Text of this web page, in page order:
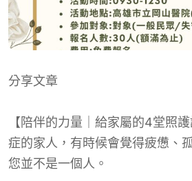
分享文章
【陪伴的力量｜給家屬的4堂照
症的家人，有時候會覺得疲憊
您並不是一個人。